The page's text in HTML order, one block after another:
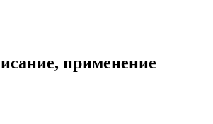
применение